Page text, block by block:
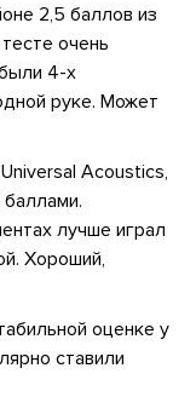
2,5 баллов из
очень
4-х
руке. Может
Acoustics,
лучше играл
Хороший,
оценке у
ставили